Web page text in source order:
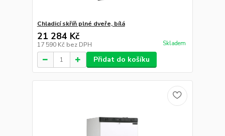
Chladicí skříň plné dveře, bílá
21 284 Kč
17 590 Kč bez DPH Skladem
Přidat do košíku